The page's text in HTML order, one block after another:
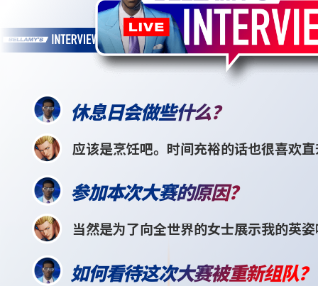
休息日会做些什么？
应该是烹饪吧。时间充裕的话也很喜欢
参加本次大赛的原因？
当然是为了向全世界的女士展示我的英
如何看待这次大赛被重新组队？